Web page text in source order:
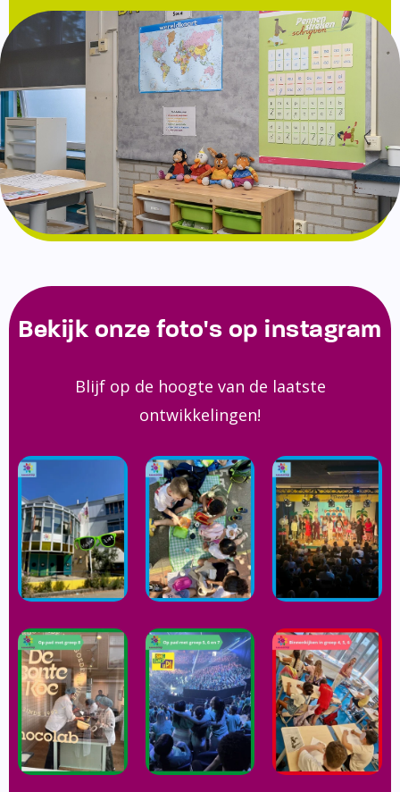
Bekijk onze foto's op instagram
Blijf op de hoogte van de laatste
ontwikkelingen!